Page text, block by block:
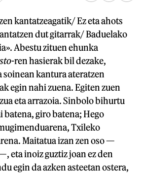
kantatzeagatik/ Ez eta ahots
dut gitarrak/ Baduelako
Abestu zituen ehunka
-ren hasierak bil dezake,
kantura ateratzen
egin nahi zuena. Egiten zuen
eta arrazoia. Sinbolo bihurtu
batena, giro batena; Hego
Txileko
Maitatua izan zen oso —
eta inoiz guztiz joan ez den
egin da azken asteetan ostera,